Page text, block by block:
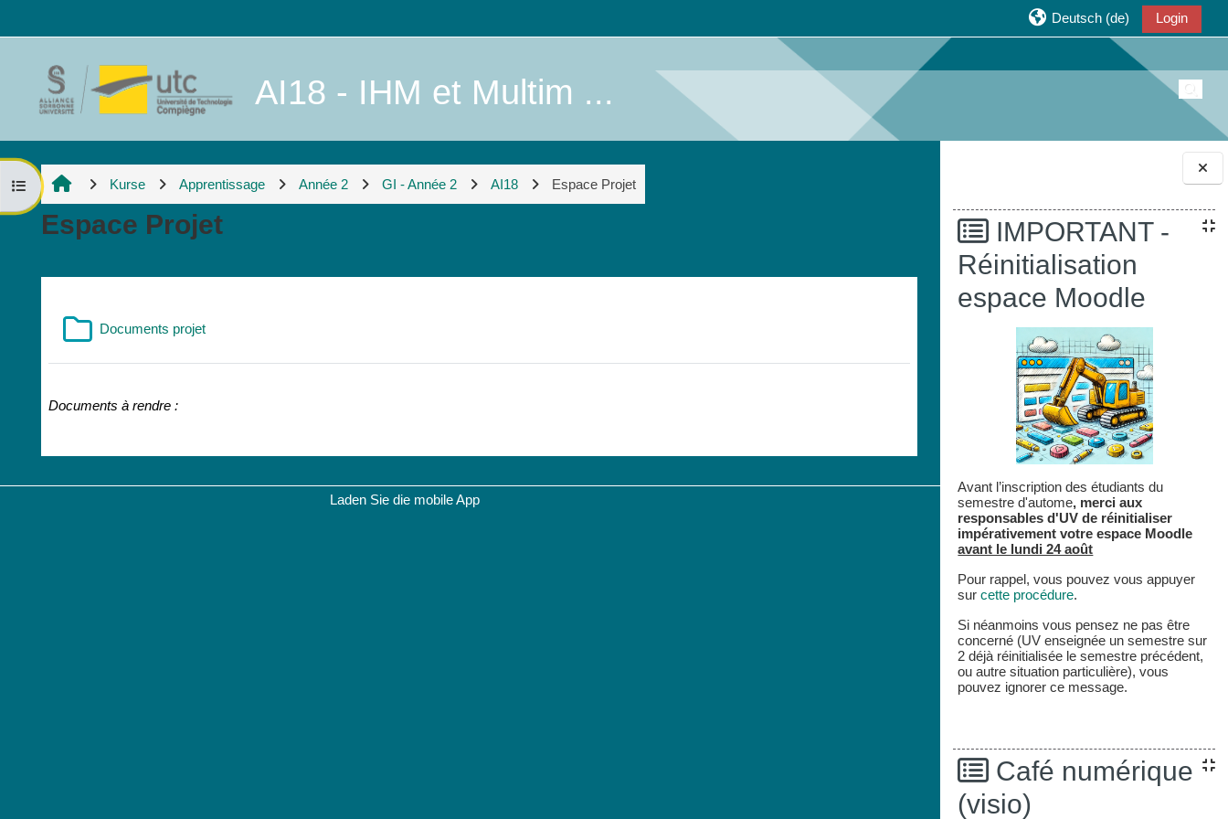
BlöckeIMPORTANT -
Réinitialisation
espace Moodle
Avant l’inscription des étudiants du
semestre d'autome, merci aux
responsables d'UV de réinitialiser
impérativement votre espace Moodle
avant le lundi 24 août
Pour rappel, vous pouvez vous appuyer
surcette procédure.
Si néanmoins vous pensez ne pas être
concerné (UV enseignée un semestre sur
2 déjà réinitialisée le semestre précédent,
ou autre situation particulière), vous
pouvez ignorer ce message.
Café numérique
(visio)
Deutsch ‎(de)‎ Login
AI18 - IHM et Multim ...
Kursindex öffnen Kurse Apprentissage Année 2 GI - Année 2 AI18 Espace Projet
Espace Projet
Documents projetVerzeichnis
Documents à rendre :
Laden Sie die mobile App